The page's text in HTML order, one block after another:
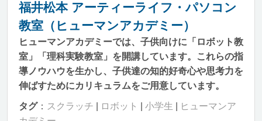
福井松本 アーティーライフ・パソコン
教室（ヒューマンアカデミー）
ヒューマンアカデミーでは、子供向けに「ロボット教
室」「理科実験教室」を開講しています。これらの指
導ノウハウを生かし、子供達の知的好奇心や思考力を
伸ばすためにカリキュラムをご用意しています。
タグ： スクラッチ ロボット 小学生
ヒューマンア